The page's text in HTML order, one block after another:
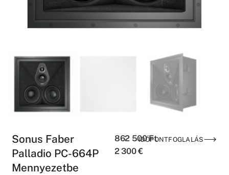
IDŐPONTFOGLALÁS
Sonus Faber
Palladio PC-664P
Mennyezetbe
862 500Ft
2 300€